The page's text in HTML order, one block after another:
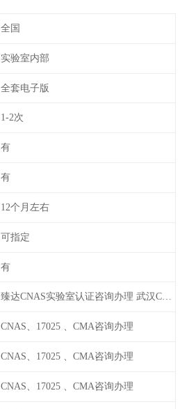
全国
实验室内部
全套电子版
1-2次
有
有
12个月左右
可指定
有
臻达CNAS实验室认证咨询办理 武汉CNAS实验室认可办理
CNAS、17025 、CMA咨询办理
CNAS、17025 、CMA咨询办理
CNAS、17025 、CMA咨询办理